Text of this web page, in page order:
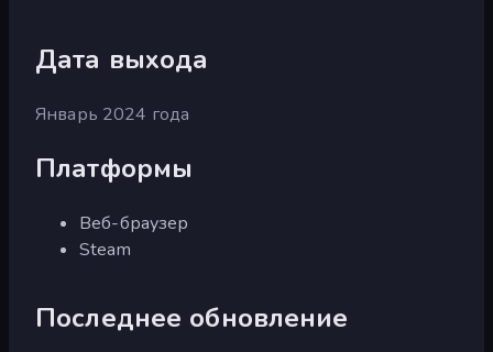
Дата выхода
Январь 2024 года
Платформы
Веб-браузер
Steam
Последнее обновление